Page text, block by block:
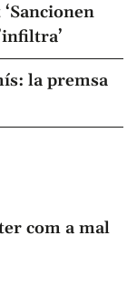
la premsa
com a mal